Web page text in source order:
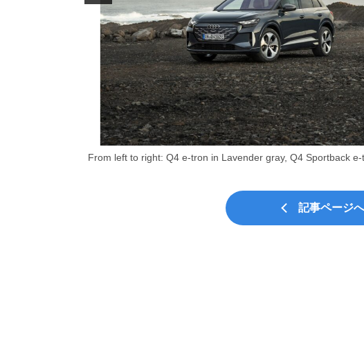
From left to right: Q4 e-tron in Lavender gray, Q4 Sportback
記事ページ